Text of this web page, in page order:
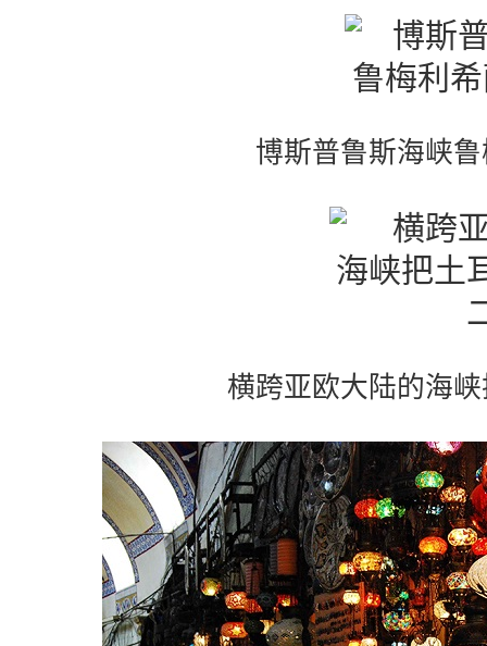
博斯普鲁斯海峡
横跨亚欧大陆的海